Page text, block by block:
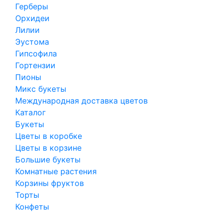
Герберы
Орхидеи
Лилии
Эустома
Гипсофила
Гортензии
Пионы
Микс букеты
Международная доставка цветов
Каталог
Букеты
Цветы в коробке
Цветы в корзине
Большие букеты
Комнатные растения
Корзины фруктов
Торты
Конфеты